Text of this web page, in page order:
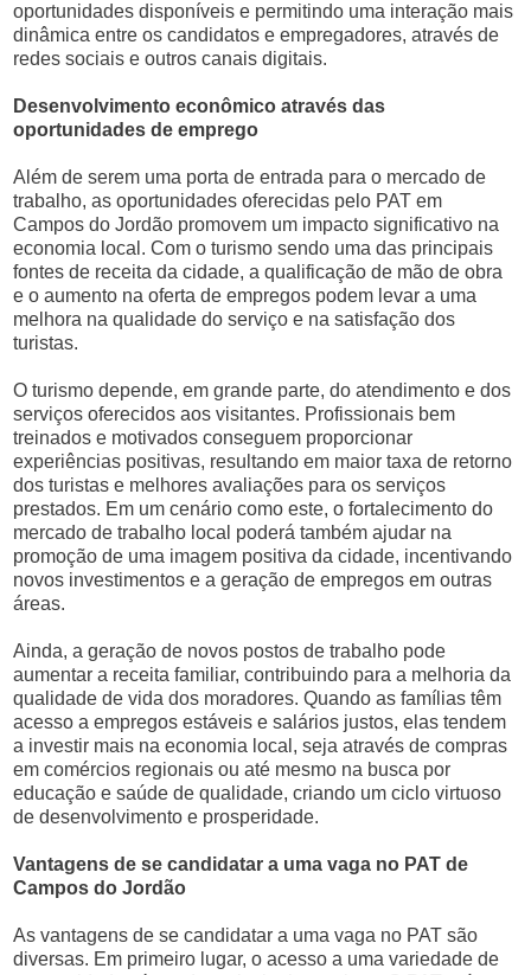
oportunidades disponíveis e permitindo uma interação mais
dinâmica entre os candidatos e empregadores, através de
redes sociais e outros canais digitais.
Desenvolvimento econômico através das
oportunidades de emprego
Além de serem uma porta de entrada para o mercado de
trabalho, as oportunidades oferecidas pelo PAT em
Campos do Jordão promovem um impacto significativo na
economia local. Com o turismo sendo uma das principais
fontes de receita da cidade, a qualificação de mão de obra
e o aumento na oferta de empregos podem levar a uma
melhora na qualidade do serviço e na satisfação dos
turistas.
O turismo depende, em grande parte, do atendimento e dos
serviços oferecidos aos visitantes. Profissionais bem
treinados e motivados conseguem proporcionar
experiências positivas, resultando em maior taxa de retorno
dos turistas e melhores avaliações para os serviços
prestados. Em um cenário como este, o fortalecimento do
mercado de trabalho local poderá também ajudar na
promoção de uma imagem positiva da cidade, incentivando
novos investimentos e a geração de empregos em outras
áreas.
Ainda, a geração de novos postos de trabalho pode
aumentar a receita familiar, contribuindo para a melhoria da
qualidade de vida dos moradores. Quando as famílias têm
acesso a empregos estáveis e salários justos, elas tendem
a investir mais na economia local, seja através de compras
em comércios regionais ou até mesmo na busca por
educação e saúde de qualidade, criando um ciclo virtuoso
de desenvolvimento e prosperidade.
Vantagens de se candidatar a uma vaga no PAT de
Campos do Jordão
As vantagens de se candidatar a uma vaga no PAT são
diversas. Em primeiro lugar, o acesso a uma variedade de